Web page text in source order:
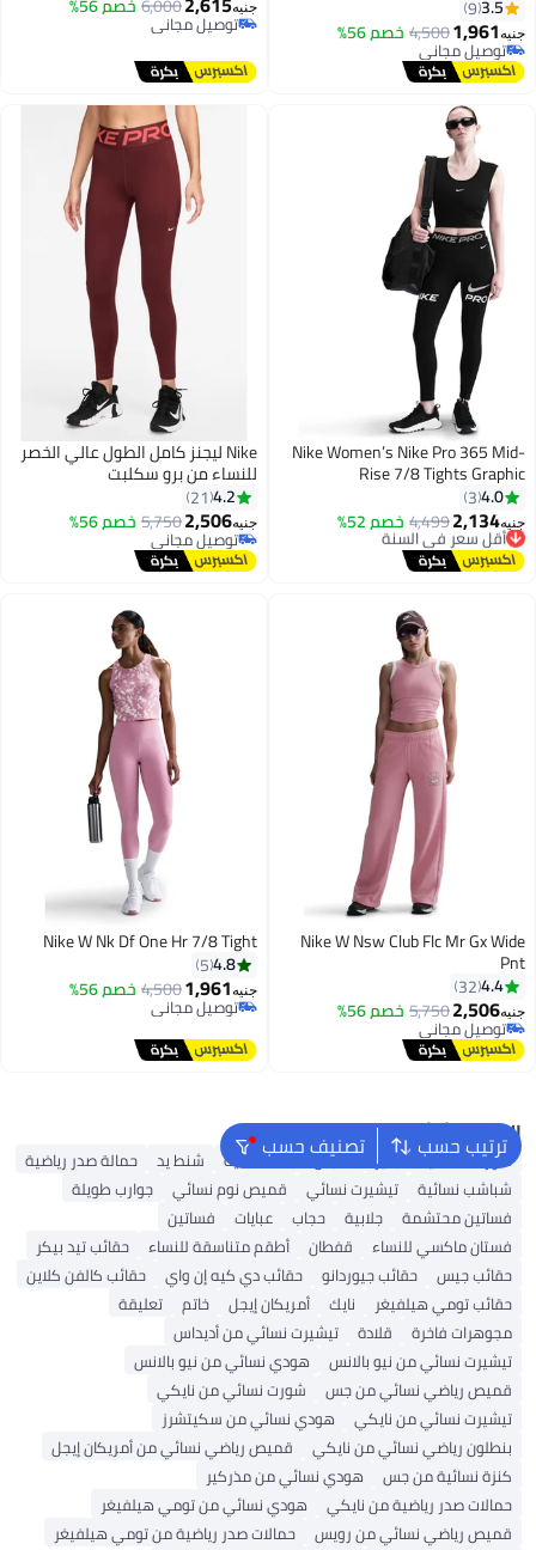
3.5
9
جنيه1,961
4,500خصم 56%
توصيل مجاني
توصيل مجاني
جنيه
توصيل مجاني
توصيل مجاني
Nike Women’s Nike Pro 365 Mid-
Rise 7/8 Tights Graphic
4.0
3
جنيه2,134
4,499خصم 52%
أقل سعر في السنة
توصيل مجاني
أقل سعر في السنة
Nike ليجنز كامل الطول عالي الخصر
للنساء من برو سكلبت
4.2
21
جنيه2,506
5,750خصم 56%
توصيل مجاني
توصيل مجاني
Nike W Nsw Club Flc Mr Gx Wide
Pnt
4.4
32
جنيه2,506
5,750خصم 56%
توصيل مجاني
توصيل مجاني
Nike W Nk Df One Hr 7/8 Tight
4.8
5
جنيه1,961
4,500خصم 56%
توصيل مجاني
توصيل مجاني
ترتيب حسب تصنيف حسب البحث الشائع
شورتات نسائية بلايز ملابس سباحة نسائية شنط يد
حمالة صدر رياضية
شباشب نسائية
تيشيرت نسائي قميص نوم نسائي
جوارب طويلة
فساتين محتشمة
جلابية حجاب عبايات
فساتين
فستان ماكسي للنساء
قفطان أطقم متناسقة للنساء
حقائب تيد بيكر
حقائب جيس
حقائب جيوردانو حقائب دي كيه إن واي
حقائب كالفن كلاين
حقائب تومي هيلفيغر
نايك أمريكان إيجل خاتم
تعليقة
مجوهرات فاخرة
قلادة
تيشيرت نسائي من أديداس
تيشيرت نسائي من نيو بالانس
هودي نسائي من نيو بالانس
قميص رياضي نسائي من جس
شورت نسائي من نايكي
تيشيرت نسائي من نايكي
هودي نسائي من سكيتشرز
بنطلون رياضي نسائي من نايكي
قميص رياضي نسائي من أمريكان إيجل
كنزة نسائية من جس
هودي نسائي من مذركير
حمالات صدر رياضية من نايكي
هودي نسائي من تومي هيلفيغر
قميص رياضي نسائي من رويس
حمالات صدر رياضية من تومي هيلفيغر